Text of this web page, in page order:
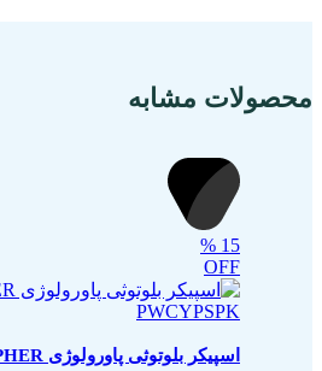
محصولات مشابه
15
%
OFF
اسپیکر بلوتوثی پاورولوژی CYPHER مدل PWCYPSPK